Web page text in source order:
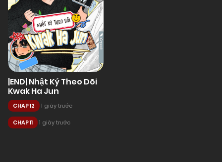
|END| Nhật Ký Theo Dõi
Kwak Ha Jun
CHAP 12 1 giây trước
CHAP 11 1 giây trước